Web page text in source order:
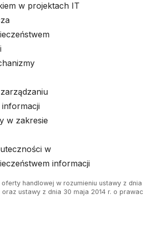
w projektach IT
informacji
w zakresie
w
informacji
handlowej w rozumieniu ustawy z
oraz ustawy z dnia 30 maja 2014 r. o